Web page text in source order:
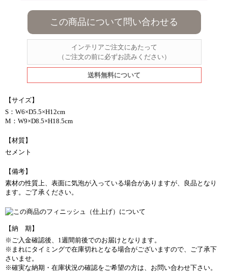
この商品について問い合わせる
インテリアご注文にあたって
（ご注文の前に必ずお読みください）
送料無料について
【サイズ】
S：W6×D5.5×H12cm
M：W9×D8.5×H18.5cm
【材質】
セメント
【備考】
素材の性質上、表面に気泡が入っている場合がありますが、良品となり
ます。ご了承ください。
【納 期】
※ご入金確認後、1週間前後でのお届けとなります。
※まれにタイミングで在庫切れとなる場合がございますので、ご了承下
さいませ。
※確実な納期・在庫状況の確認をご希望の方は、お問い合わせ下さい。